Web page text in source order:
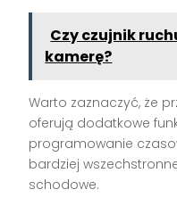
Czy czujnik
kamerę?
Warto zaznaczyć, że
oferują dodatkowe
programowanie
bardziej
schodowe.